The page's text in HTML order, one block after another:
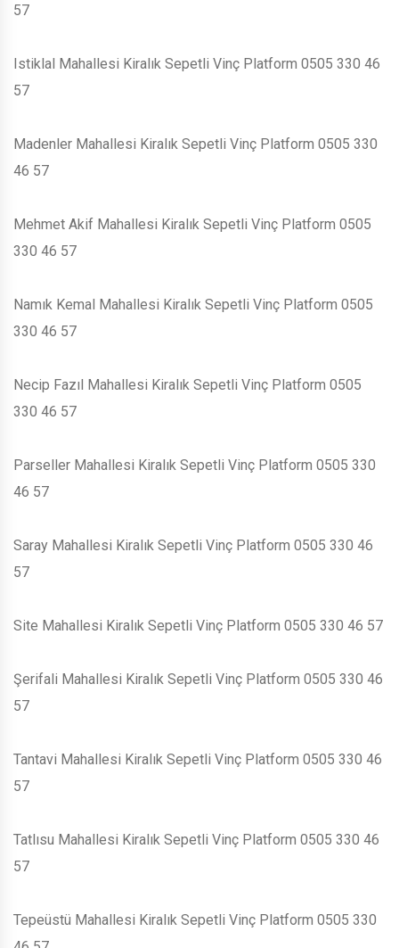
57
Istiklal Mahallesi Kiralık Sepetli Vinç Platform 0505 330 46
57
Madenler Mahallesi Kiralık Sepetli Vinç Platform 0505 330
46 57
Mehmet Akif Mahallesi Kiralık Sepetli Vinç Platform 0505
330 46 57
Namık Kemal Mahallesi Kiralık Sepetli Vinç Platform 0505
330 46 57
Necip Fazıl Mahallesi Kiralık Sepetli Vinç Platform 0505
330 46 57
Parseller Mahallesi Kiralık Sepetli Vinç Platform 0505 330
46 57
Saray Mahallesi Kiralık Sepetli Vinç Platform 0505 330 46
57
Site Mahallesi Kiralık Sepetli Vinç Platform 0505 330 46 57
Şerifali Mahallesi Kiralık Sepetli Vinç Platform 0505 330 46
57
Tantavi Mahallesi Kiralık Sepetli Vinç Platform 0505 330 46
57
Tatlısu Mahallesi Kiralık Sepetli Vinç Platform 0505 330 46
57
Tepeüstü Mahallesi Kiralık Sepetli Vinç Platform 0505 330